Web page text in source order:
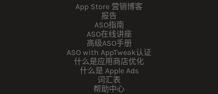
App Store 营销博客
报告
ASO指南
ASO在线讲座
高级ASO手册
ASO with AppTweak认证
什么是应用商店优化
什么是 Apple Ads
词汇表
帮助中心